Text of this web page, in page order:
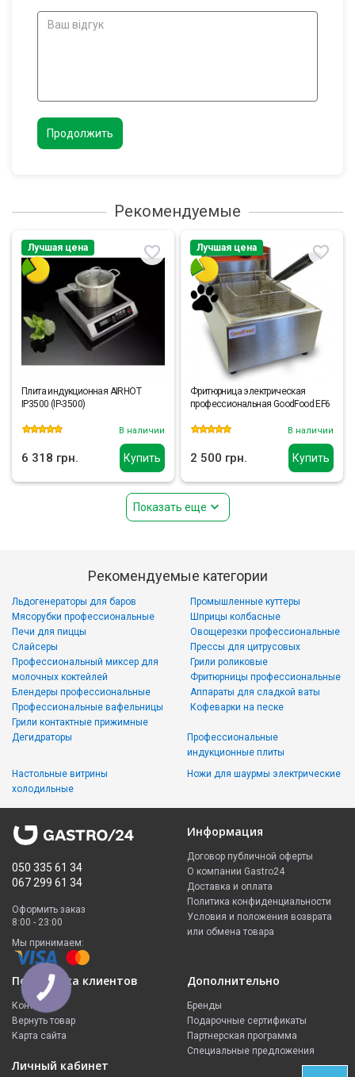
Продолжить
Рекомендуемые
Купить
Лучшая цена
Плита индукционная AIRHOT
IP3500 (IP-3500)
В наличии
6 318 грн. Купить
Лучшая цена
Фритюрница электрическая
профессиональная GoodFood EF6
В наличии
2 500 грн.
Показать еще
Рекомендуемые категории
Льдогенераторы для баров
Мясорубки профессиональные
Печи для пиццы
Слайсеры
Промышленные куттеры
Шприцы колбасные
Овощерезки профессиональные
Прессы для цитрусовых
Профессиональный миксер для
молочных коктейлей
Блендеры профессиональные
Профессиональные вафельницы
Грили контактные прижимные
Грили роликовые
Фритюрницы профессиональные
Аппараты для сладкой ваты
Кофеварки на песке
Дегидраторы
Настольные витрины
холодильные
Профессиональные
индукционные плиты
Ножи для шаурмы электрические
050 335 61 34
067 299 61 34
Оформить заказ
8:00 - 23:00
Мы принимаем:
Информация
Договор публичной оферты
О компании Gastro24
Доставка и оплата
Политика конфиденциальности
Условия и положения возврата
или обмена товара
Поддержка клиентов
Контакты
Вернуть товар
Карта сайта
Дополнительно
Бренды
Подарочные сертификаты
Партнерская программа
Специальные предложения
Личный кабинет
КНОПКА
ЗВ'ЯЗКУ